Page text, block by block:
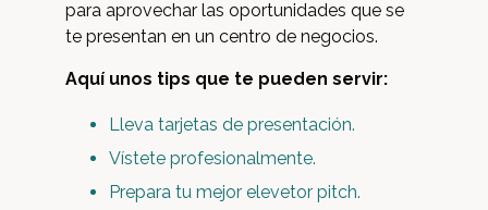
para aprovechar las oportunidades que se
te presentan en un centro de negocios.
Aquí unos tips que te pueden servir:
Lleva tarjetas de presentación.
Vístete profesionalmente.
Prepara tu mejor elevetor pitch.